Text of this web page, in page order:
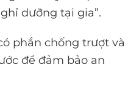
dưỡng tại gia”.
phần chống trượt và
để đảm bảo an